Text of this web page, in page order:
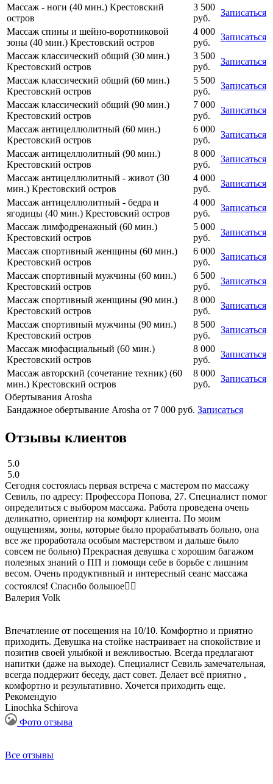
Массаж - ноги (40 мин.) Крестовский
остров
3 500
руб.
Записаться
Массаж спины и шейно-воротниковой
зоны (40 мин.) Крестовский остров
4 000
руб.
Записаться
Массаж классический общий (30 мин.)
Крестовский остров
3 500
руб.
Записаться
Массаж классический общий (60 мин.)
Крестовский остров
5 500
руб.
Записаться
Массаж классический общий (90 мин.)
Крестовский остров
7 000
руб.
Записаться
Массаж антицеллюлитный (60 мин.)
Крестовский остров
6 000
руб.
Записаться
Массаж антицеллюлитный (90 мин.)
Крестовский остров
8 000
руб.
Записаться
Массаж антицеллюлитный - живот (30
мин.) Крестовский остров
4 000
руб.
Записаться
Массаж антицеллюлитный - бедра и
ягодицы (40 мин.) Крестовский остров
4 000
руб.
Записаться
Массаж лимфодренажный (60 мин.)
Крестовский остров
5 000
руб.
Записаться
Массаж спортивный женщины (60 мин.)
Крестовский остров
6 000
руб.
Записаться
Массаж спортивный мужчины (60 мин.)
Крестовский остров
6 500
руб.
Записаться
Массаж спортивный женщины (90 мин.)
Крестовский остров
8 000
руб.
Записаться
Массаж спортивный мужчины (90 мин.)
Крестовский остров
8 500
руб.
Записаться
Массаж миофасциальный (60 мин.)
Крестовский остров
8 000
руб.
Записаться
Массаж авторский (сочетание техник) (60
мин.) Крестовский остров
8 000
руб.
Записаться
Обертывания Arosha
Бандажное обертывание Arosha от 7 000 руб. Записаться
Отзывы клиентов
5.0
5.0
Сегодня состоялась первая встреча с мастером по массажу
Севиль, по адресу: Профессора Попова, 27. Специалист помог
определиться с выбором массажа. Работа проведена очень
деликатно, ориентир на комфорт клиента. По моим
ощущениям, зоны, которые было прорабатывать больно, она
все же проработала особым мастерством и дальше было
совсем не больно) Прекрасная девушка с хорошим багажом
полезных знаний о ПП и помощи себе в борьбе с лишним
весом. Очень продуктивный и интересный сеанс массажа
состоялся! Спасибо большое❤️‍🔥
Валерия Volk
Впечатление от посещения на 10/10. Комфортно и приятно
приходить. Девушка на стойке настраивает на спокойствие и
позитив своей улыбкой и вежливостью. Всегда предлагают
напитки (даже на выходе). Специалист Севиль замечательная,
всегда поддержит беседу, даст совет. Делает всё приятно ,
комфортно и результативно. Хочется приходить еще.
Рекомендую
Linochka Schirova
Фото отзыва
Все отзывы